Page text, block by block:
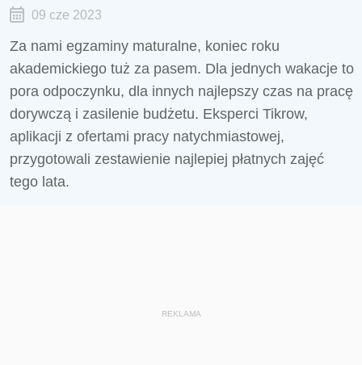
09 cze 2023
Za nami egzaminy maturalne, koniec roku
akademickiego tuż za pasem. Dla jednych wakacje to
pora odpoczynku, dla innych najlepszy czas na pracę
dorywczą i zasilenie budżetu. Eksperci Tikrow,
aplikacji z ofertami pracy natychmiastowej,
przygotowali zestawienie najlepiej płatnych zajęć
tego lata.
REKLAMA